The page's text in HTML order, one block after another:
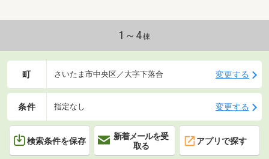
詳細はお問い合わせください。※本特典は、予告なく
変更または終了する場合がございます。・クロス・
CF・フローリング張替・建具交換・キッチン交換・ユ
1～4棟
町 さいたま市中央区／大字下落合 変更する
条件 指定なし 変更する
検索条件を保存
新着メールを受
取る
アプリで探す